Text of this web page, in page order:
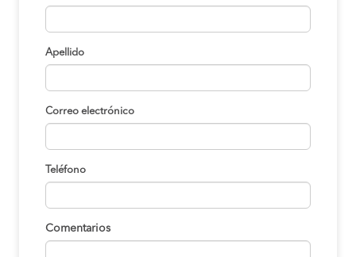
Apellido
Correo electrónico
Teléfono
Comentarios